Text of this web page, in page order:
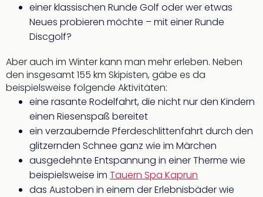
einer klassischen Runde Golf oder wer etwas
Neues probieren möchte – mit einer Runde
Discgolf?
Aber auch im Winter kann man mehr erleben. Neben
den insgesamt 155 km Skipisten, gäbe es da
beispielsweise folgende Aktivitäten:
eine rasante Rodelfahrt, die nicht nur den Kindern
einen Riesenspaß bereitet
ein verzaubernde Pferdeschlittenfahrt durch den
glitzernden Schnee ganz wie im Märchen
ausgedehnte Entspannung in einer Therme wie
beispielsweise im Tauern Spa Kaprun
das Austoben in einem der Erlebnisbäder wie